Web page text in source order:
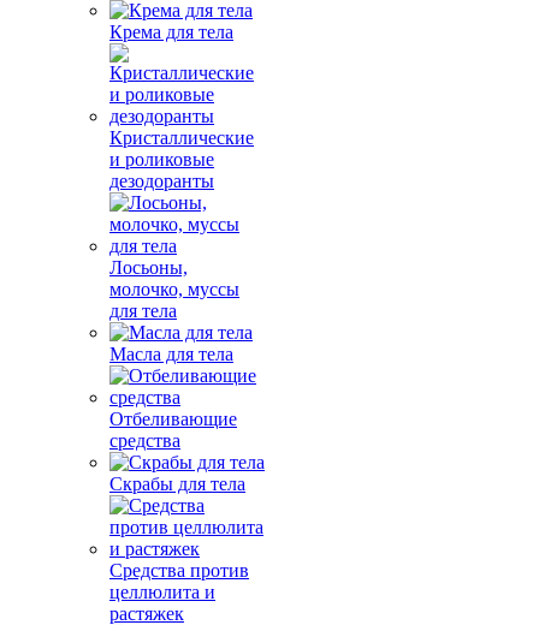
Крема для тела
Кристаллические
и роликовые
дезодоранты
Лосьоны,
молочко, муссы
для тела
Масла для тела
Отбеливающие
средства
Скрабы для тела
Средства против
целлюлита и
растяжек